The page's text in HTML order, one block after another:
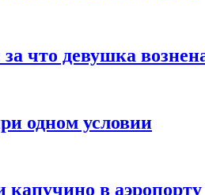
что девушка
одном условии
капучино в аэропорту